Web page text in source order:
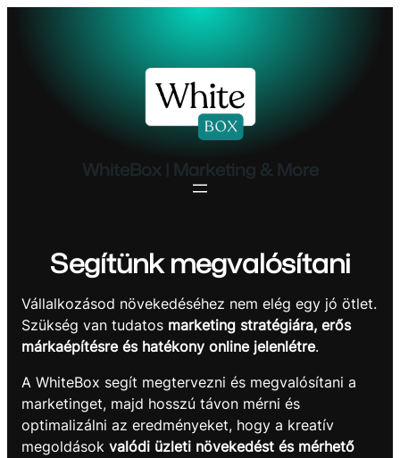
WhiteBox | Marketing & More
Segítünk megvalósítani
Vállalkozásod növekedéséhez nem elég egy jó ötlet.
Szükség van tudatos marketing stratégiára, erős
márkaépítésre és hatékony online jelenlétre.
A WhiteBox segít megtervezni és megvalósítani a
marketinget, majd hosszú távon mérni és
optimalizálni az eredményeket, hogy a kreatív
megoldások valódi üzleti növekedést és mérhető